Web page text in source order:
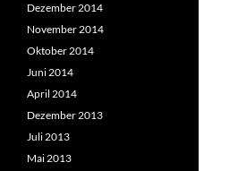
Dezember 2014
November 2014
Oktober 2014
Juni 2014
April 2014
Dezember 2013
Juli 2013
Mai 2013